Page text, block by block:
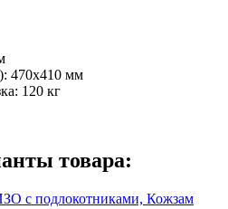
470x410 мм
120 кг
товара: